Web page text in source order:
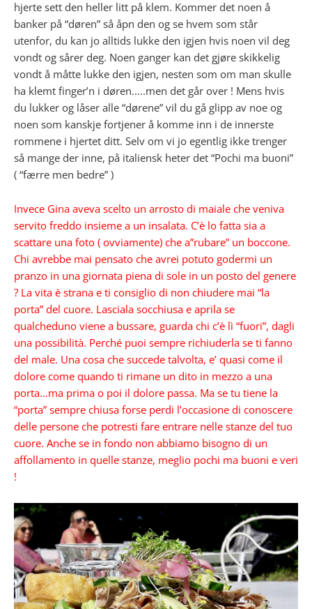
hjerte sett den heller litt på klem. Kommer det noen å
banker på “døren” så åpn den og se hvem som står
utenfor, du kan jo alltids lukke den igjen hvis noen vil deg
vondt og sårer deg. Noen ganger kan det gjøre skikkelig
vondt å måtte lukke den igjen, nesten som om man skulle
ha klemt finger’n i døren…..men det går over ! Mens hvis
du lukker og låser alle “dørene” vil du gå glipp av noe og
noen som kanskje fortjener å komme inn i de innerste
rommene i hjertet ditt. Selv om vi jo egentlig ikke trenger
så mange der inne, på italiensk heter det “Pochi ma buoni”
( “færre men bedre” )
Invece Gina aveva scelto un arrosto di maiale che veniva
servito freddo insieme a un insalata. C’è lo fatta sia a
scattare una foto ( ovviamente) che a”rubare” un boccone.
Chi avrebbe mai pensato che avrei potuto godermi un
pranzo in una giornata piena di sole in un posto del genere
? La vita è strana e ti consiglio di non chiudere mai “la
porta” del cuore. Lasciala socchiusa e aprila se
qualcheduno viene a bussare, guarda chi c’è lì “fuori”, dagli
una possibilità. Perché puoi sempre richiuderla se ti fanno
del male. Una cosa che succede talvolta, e’ quasi come il
dolore come quando ti rimane un dito in mezzo a una
porta…ma prima o poi il dolore passa. Ma se tu tiene la
“porta” sempre chiusa forse perdi l’occasione di conoscere
delle persone che potresti fare entrare nelle stanze del tuo
cuore. Anche se in fondo non abbiamo bisogno di un
affollamento in quelle stanze, meglio pochi ma buoni e veri
!